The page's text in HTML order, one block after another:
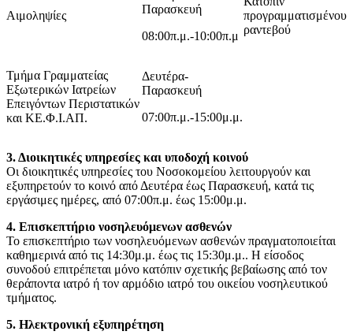
Αιμοληψίες
Παρασκευή
08:00π.μ.-10:00π.μ
προγραμματισμένου
ραντεβού
Τμήμα Γραμματείας
Εξωτερικών Ιατρείων
Επειγόντων Περιστατικών
και ΚΕ.Φ.Ι.ΑΠ.
Δευτέρα-
Παρασκευή
07:00π.μ.-15:00μ.μ.
3. Διοικητικές υπηρεσίες και υποδοχή κοινού
Οι διοικητικές υπηρεσίες του Νοσοκομείου λειτουργούν και
εξυπηρετούν το κοινό από Δευτέρα έως Παρασκευή, κατά τις
εργάσιμες ημέρες, από 07:00π.μ. έως 15:00μ.μ.
4. Επισκεπτήριο νοσηλευόμενων ασθενών
Το επισκεπτήριο των νοσηλευόμενων ασθενών πραγματοποιείται
καθημερινά από τις 14:30μ.μ. έως τις 15:30μ.μ.. Η είσοδος
συνοδού επιτρέπεται μόνο κατόπιν σχετικής βεβαίωσης από τον
θεράποντα ιατρό ή τον αρμόδιο ιατρό του οικείου νοσηλευτικού
τμήματος.
5. Ηλεκτρονική εξυπηρέτηση